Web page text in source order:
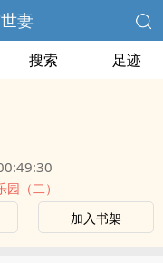
妻
搜索 足迹
（二）
加入书架